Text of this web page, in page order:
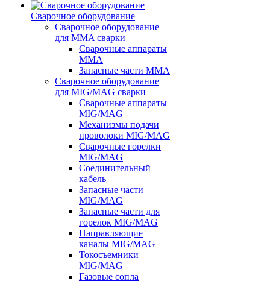
Сварочное оборудование
Сварочное оборудование
для MMA сварки
Сварочные аппараты
MMA
Запасные части MMA
Сварочное оборудование
для MIG/MAG сварки
Сварочные аппараты
MIG/MAG
Механизмы подачи
проволоки MIG/MAG
Сварочные горелки
MIG/MAG
Соединительный
кабель
Запасные части
MIG/MAG
Запасные части для
горелок MIG/MAG
Направляющие
каналы MIG/MAG
Токосъемники
MIG/MAG
Газовые сопла